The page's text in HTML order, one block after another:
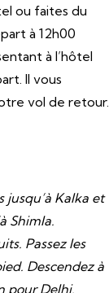
ou faites du
à 12h00
à l’hôtel
Il vous
vol de retour.
jusqu’à Kalka et
Shimla.
Passez les
Descendez à
pour Delhi.